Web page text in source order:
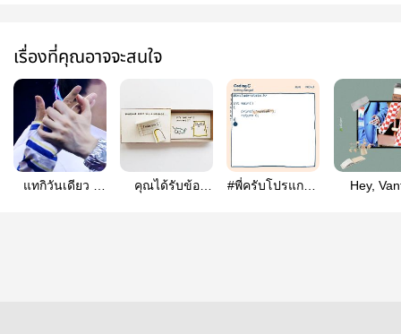
เรื่องที่คุณอาจจะสนใจ
แทกิวันเดียว |
คุณได้รับข้อ
#พี่ครับโปรแกรม
Hey,